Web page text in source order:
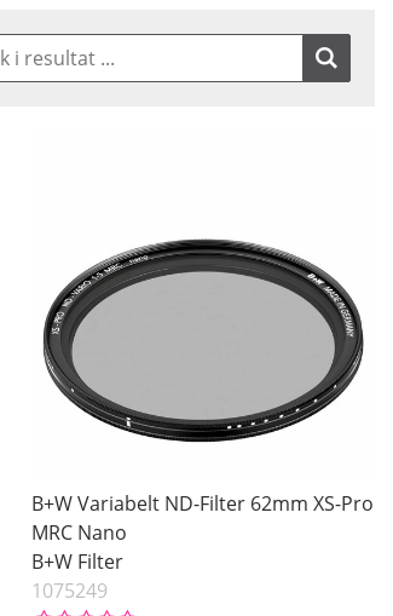
B+W Variabelt ND-Filter 62mm XS-Pro
MRC Nano
B+W Filter
1075249